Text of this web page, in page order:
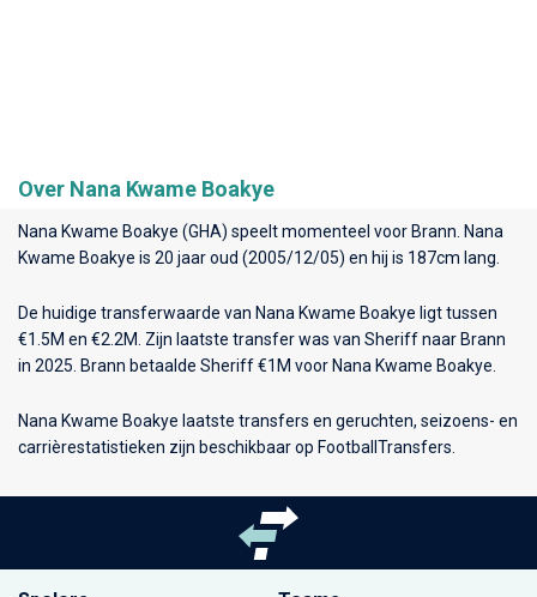
Over Nana Kwame Boakye
Nana Kwame Boakye (GHA) speelt momenteel voor Brann . Nana
Kwame Boakye is 20 jaar oud (2005/12/05) en hij is 187cm lang.
De huidige transferwaarde van Nana Kwame Boakye ligt tussen
€1.5M en €2.2M. Zijn laatste transfer was van Sheriff naar Brann
in 2025. Brann betaalde Sheriff €1M voor Nana Kwame Boakye.
Nana Kwame Boakye laatste transfers en geruchten, seizoens- en
carrièrestatistieken zijn beschikbaar op FootballTransfers.